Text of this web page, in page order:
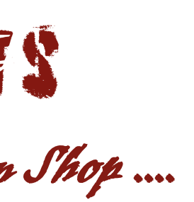
Shop ....